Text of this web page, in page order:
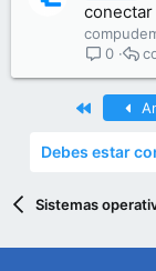
conectar
0
Primero
Debes estar
Sistemas